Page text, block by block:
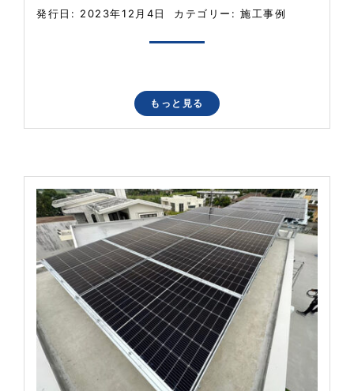
発行日: 2023年12月4日 カテゴリー:施工事例
もっと見る